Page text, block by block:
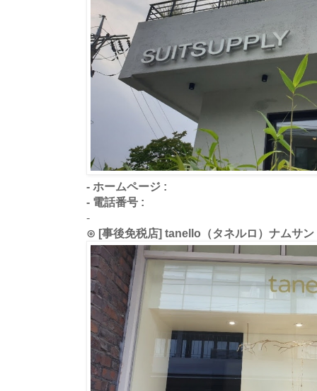
- ホームページ :
- 電話番号 :
-
⊙ [事後免税店] tanello（タネルロ）ナムサ